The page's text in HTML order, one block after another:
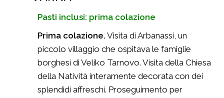
Pasti inclusi: prima colazione
Prima colazione. Visita di Arbanassi, un
piccolo villaggio che ospitava le famiglie
borghesi di Veliko Tarnovo. Visita della Chiesa
della Natività interamente decorata con dei
splendidi affreschi. Proseguimento per